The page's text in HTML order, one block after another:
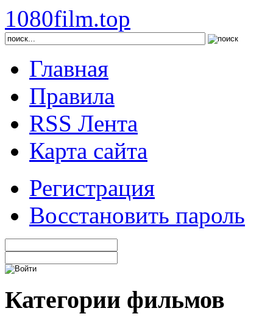
1080film.top
Главная
Правила
RSS Лента
Карта сайта
Регистрация
Восстановить пароль
Категории фильмов